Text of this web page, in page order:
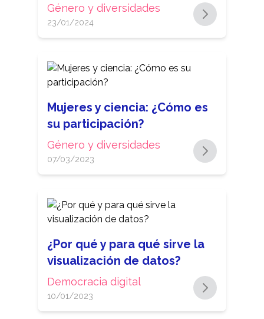
Género y diversidades
23/01/2024
Mujeres y ciencia: ¿Cómo es
su participación?
Género y diversidades
07/03/2023
¿Por qué y para qué sirve la
visualización de datos?
Democracia digital
10/01/2023